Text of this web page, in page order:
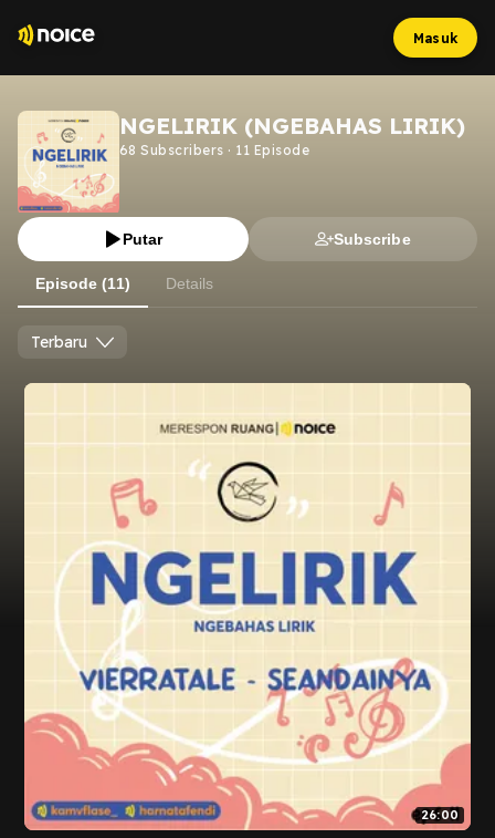
Masuk
NGELIRIK (NGEBAHAS LIRIK)
68 Subscribers · 11 Episode
Putar Subscribe
Episode (11) Details
Terbaru
26:00